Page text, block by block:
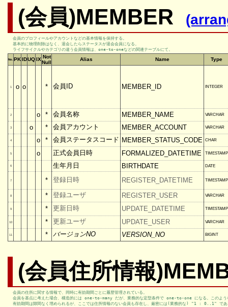
(会員)MEMBER
会員のプロフィールやアカウントなどの基本情報を保持する。
基本的に物理削除はなく、退会したらステータスが退会会員になる。
ライフサイクルやカテゴリの違う会員情報は、one-to-oneなどの関連テーブルにて。
No. PKIDUQIX Not
Null
Alias Name Type
1 o o * 会員ID MEMBER_ID INTEGER
2 o * 会員名称 MEMBER_NAME VARCHAR
3 o * 会員アカウント MEMBER_ACCOUNT VARCHAR
4 o * 会員ステータスコード MEMBER_STATUS_CODE CHAR
5 o 正式会員日時 FORMALIZED_DATETIME TIMESTAMP
6 生年月日 BIRTHDATE DATE
7 * 登録日時 REGISTER_DATETIME TIMESTAMP
8 * 登録ユーザ REGISTER_USER VARCHAR
9 * 更新日時 UPDATE_DATETIME TIMESTAMP
10 * 更新ユーザ UPDATE_USER VARCHAR
11 * バージョンNO VERSION_NO BIGINT
(会員住所情報
会員の住所に関する情報で、同時に有効期間ごとに履歴管理されている。
会員を基点に考えた場合、構造的には one-to-many だが、業務的な定型条件で one-to-one になる。このよ
有効期間は隙間なく埋められるが、ここでは住所情報のない会員も存在し、厳密には(業務的な) "1 : 0..1" であ